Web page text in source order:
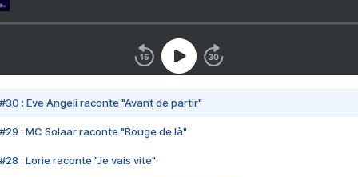
#30 : Eve Angeli raconte "Avant de partir"
#29 : MC Solaar raconte "Bouge de là"
#28 : Lorie raconte "Je vais vite"